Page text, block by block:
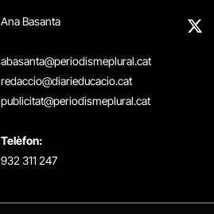
Ana Basanta
abasanta@periodismeplural.cat
redaccio@diarieducacio.cat
publicitat@periodismeplural.cat
Telèfon:
932 311 247
X